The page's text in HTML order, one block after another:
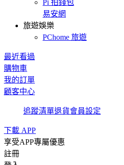
Pi 拍錢包
易安網
旅遊娛樂
PChome 旅遊
最近看過
購物車
我的訂單
顧客中心
追蹤清單退貨會員設定
下載 APP
享受APP專屬優惠
註冊